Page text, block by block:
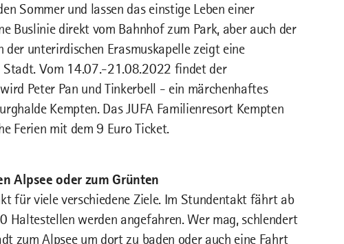
Sommer und lassen das einstige Leben einer
Buslinie direkt vom Bahnhof zum Park, aber auch der
unterirdischen Erasmuskapelle zeigt eine
Vom 14.07.-21.08.2022 findet der
Peter Pan und Tinkerbell - ein märchenhaftes
Kempten. Das JUFA Familienresort Kempten
Ferien mit dem 9 Euro Ticket.
Alpsee oder zum Grünten
für viele verschiedene Ziele. Im Stundentakt fährt ab
Haltestellen werden angefahren. Wer mag, schlendert
zum Alpsee um dort zu baden oder auch eine Fahrt